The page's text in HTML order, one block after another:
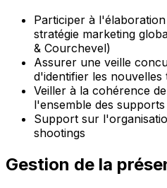
Participer à
stratégie marketing
& Courchevel)
Assurer une veille
d'identifier les
Veiller à la cohérence
l'ensemble des
Support sur
shootings
Gestion de la